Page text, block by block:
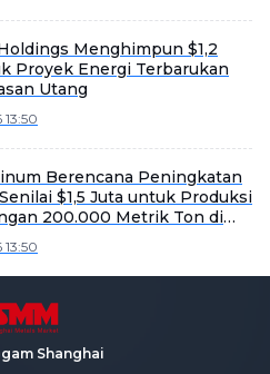
Menghimpun $1,2
Proyek Energi Terbarukan
Utang
Berencana Peningkatan
$1,5 Juta untuk Produksi
200.000 Metrik Ton di
Shanghai